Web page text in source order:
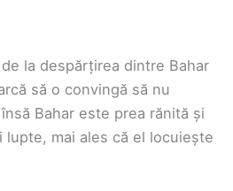
la despărțirea dintre Bahar
să o convingă să nu
Bahar este prea rănită și
lupte, mai ales că el locuiește